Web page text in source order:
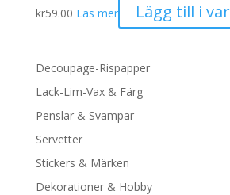
kr59.00 Läs mer Lägg till i
Decoupage-Rispapper
Lack-Lim-Vax & Färg
Penslar & Svampar
Servetter
Stickers & Märken
Dekorationer & Hobby